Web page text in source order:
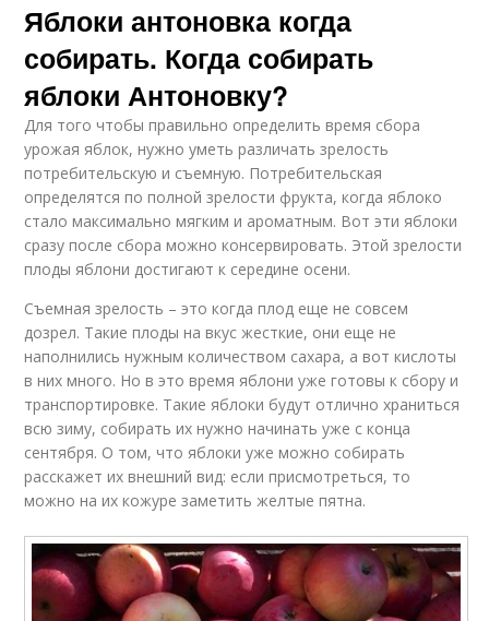
Яблоки антоновка когда
собирать. Когда собирать
яблоки Антоновку?
Для того чтобы правильно определить время сбора
урожая яблок, нужно уметь различать зрелость
потребительскую и съемную. Потребительская
определятся по полной зрелости фрукта, когда яблоко
стало максимально мягким и ароматным. Вот эти яблоки
сразу после сбора можно консервировать. Этой зрелости
плоды яблони достигают к середине осени.
Съемная зрелость – это когда плод еще не совсем
дозрел. Такие плоды на вкус жесткие, они еще не
наполнились нужным количеством сахара, а вот кислоты
в них много. Но в это время яблони уже готовы к сбору и
транспортировке. Такие яблоки будут отлично храниться
всю зиму, собирать их нужно начинать уже с конца
сентября. О том, что яблоки уже можно собирать
расскажет их внешний вид: если присмотреться, то
можно на их кожуре заметить желтые пятна.